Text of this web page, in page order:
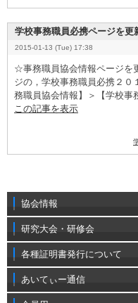
学校事務職員必携ページを更
2015-01-13 (Tue) 17:38
☆事務職員協会情報ページを
ジの，学校事務職員必携２０
務職員協会情報】＞【学校事
この記事を表示
協会情報
研究大会・研修会
各種証明書発行について
あいてぃー通信